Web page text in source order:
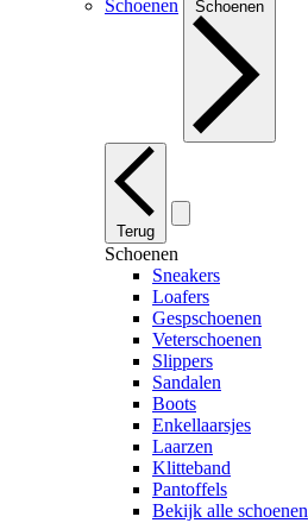
Schoenen
Schoenen
Terug
Schoenen
Sneakers
Loafers
Gespschoenen
Veterschoenen
Slippers
Sandalen
Boots
Enkellaarsjes
Laarzen
Klitteband
Pantoffels
Bekijk alle schoenen